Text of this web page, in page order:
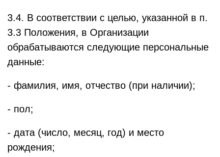
3.4. В соответствии с целью, указанной в п.
3.3 Положения, в Организации
обрабатываются следующие персональные
данные:
- фамилия, имя, отчество (при наличии);
- пол;
- дата (число, месяц, год) и место
рождения;